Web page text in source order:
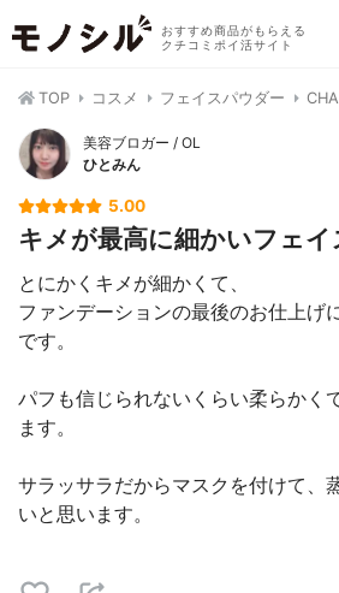
おすすめ商品がもらえる
クチコミポイ活サイト
TOP コスメ フェイスパウダー
美容ブロガー / OL
ひとみん
5.00
キメが最高に細かいフェ
とにかくキメが細かくて、
ファンデーションの最後のお仕上げ
です。
パフも信じられないくらい柔らかく
ます。
サラッサラだからマスクを付けて、
いと思います。